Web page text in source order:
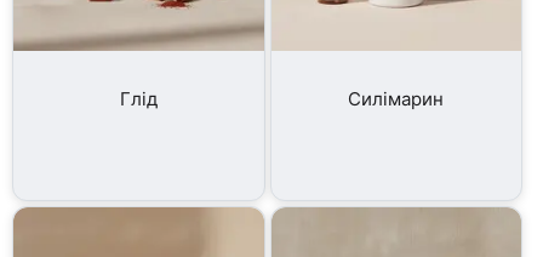
Глід Силімарин